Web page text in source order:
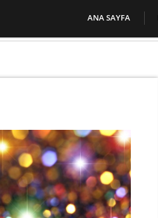
ANA SAYFA